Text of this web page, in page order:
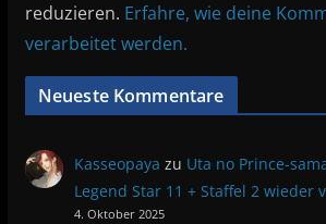
reduzieren. Erfahre, wie deine
verarbeitet werden.
Neueste Kommentare
Kasseopaya zu Uta no Prince-
Legend Star 11 + Staffel 2 wieder
4. Oktober 2025